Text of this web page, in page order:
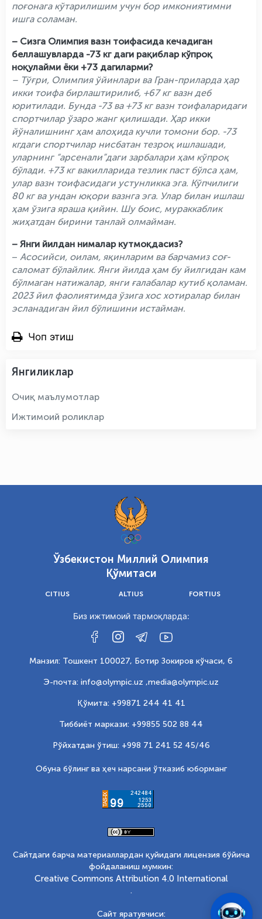
поғонага кўтарилишим учун бор имкониятимни
ишга соламан.
– Сизга Олимпия вазн тоифасида кечадиган
беллашувларда -73 кг даги рақиблар кўпроқ
ноқулайми ёки +73 дагиларми?
– Тўғри, Олимпия ўйинлари ва Гран-приларда ҳар
икки тоифа бирлаштирилиб, +67 кг вазн деб
юритилади. Бунда -73 ва +73 кг вазн тоифаларидаги
спортчилар ўзаро жанг қилишади. Ҳар икки
йўналишнинг ҳам алоҳида кучли томони бор. -73
кгдаги спортчилар нисбатан тезроқ ишлашади,
уларнинг “арсенали”даги зарбалари ҳам кўпроқ
бўлади. +73 кг вакилларида тезлик паст бўлса ҳам,
улар вазн тоифасидаги устунликка эга. Кўпчилиги
80 кг ва ундан юқори вазнга эга. Улар билан ишлаш
ҳам ўзига яраша қийин. Шу боис, мураккаблик
жиҳатдан бирини танлай олмайман.
– Янги йилдан нималар кутмоқдасиз?
– Асосийси, оилам, яқинларим ва барчамиз соғ-
саломат бўлайлик. Янги йилда ҳам бу йилгидан кам
бўлмаган натижалар, янги ғалабалар кутиб қоламан.
2023 йил фаолиятимда ўзига хос хотиралар билан
эсланадиган йил бўлишини истайман.
Чоп этиш
Янгиликлар
Очиқ маълумотлар
Ижтимоий роликлар
Ўзбекистон Миллий Олимпия
Қўмитаси
CITIUS ALTIUS FORTIUS
Биз ижтимоий тармоқларда:
Манзил: Тошкент 100027, Ботир Зокиров кўчаси, 6
Э-почта: info@olympic.uz ,media@olympic.uz
Қўмита: +99871 244 41 41
Тиббиёт маркази: +99855 502 88 44
Рўйхатдан ўтиш: +998 71 241 52 45/46
Обуна бўлинг ва ҳеч нарсани ўтказиб юборманг
Сайтдаги барча материаллардан қуйидаги лицензия бўйича
фойдаланиш мумкин:
Creative Commons Attribution 4.0 International
.
Сайт яратувчиси: